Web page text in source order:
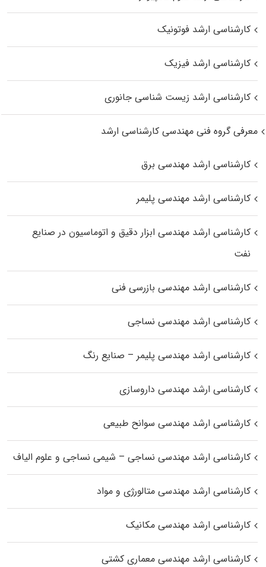
کارشناسی ارشد فوتونیک
کارشناسی ارشد فیزیک
کارشناسی ارشد زیست‌ شناسی جانوری
معرفی گروه فنی مهندسی کارشناسی ارشد
کارشناسی ارشد مهندسی برق
کارشناسی ارشد مهندسی پلیمر
کارشناسی ارشد مهندسی ابزار دقیق و اتوماسیون در صنایع
نفت
کارشناسی ارشد مهندسی بازرسی فنی
کارشناسی ارشد مهندسی نساجی
کارشناسی ارشد مهندسی پلیمر – صنایع رنگ
کارشناسی ارشد مهندسی داروسازی
کارشناسی ارشد مهندسی سوانح طبیعی
کارشناسی ارشد مهندسی نساجی – شیمی نساجی و علوم الیاف
کارشناسی ارشد مهندسی متالورژی و مواد
کارشناسی ارشد مهندسی مکانیک
کارشناسی ارشد مهندسی معماری کشتی